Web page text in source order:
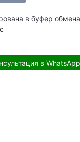
в буфер обмена
в WhatsApp